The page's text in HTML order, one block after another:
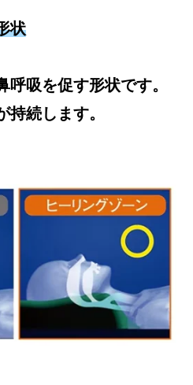
状
呼吸を促す形状です。
持続します。